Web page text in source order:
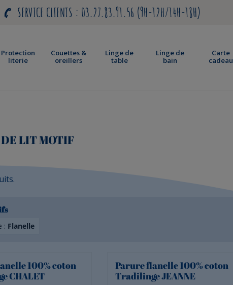
SERVICE CLIENTS : 03.27.83.91.56 (9H-12H/14H-18H)
Protection
literie
Couettes &
oreillers
Linge de
table
Linge de
bain
Carte
cadeau
LIT MOTIF
: Flanelle
100% coton
CHALET
Parure flanelle 100% coton
Tradilinge JEANNE